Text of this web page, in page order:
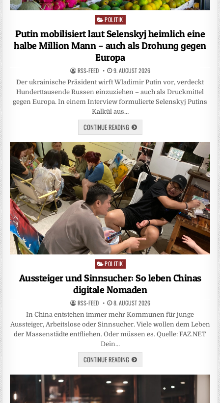
Posted
POLITIK
Putin mobilisiert laut Selenskyj heimlich eine
halbe Million Mann – auch als Drohung gegen
Europa
RSS-FEED 9. AUGUST 2026
Der ukrainische Präsident wirft Wladimir Putin vor, verdeckt
Hunderttausende Russen einzuziehen – auch als Druckmittel
gegen Europa. In einem Interview formulierte Selenskyj Putins
Kalkül aus…
CONTINUE READING
Posted
POLITIK
Aussteiger und Sinnsucher: So leben Chinas
digitale Nomaden
RSS-FEED 8. AUGUST 2026
In China entstehen immer mehr Kommunen für junge
Aussteiger, Arbeitslose oder Sinnsucher. Viele wollen dem Leben
der Massenstädte entfliehen. Oder müssen es. Quelle: FAZ.NET
Dein…
CONTINUE READING